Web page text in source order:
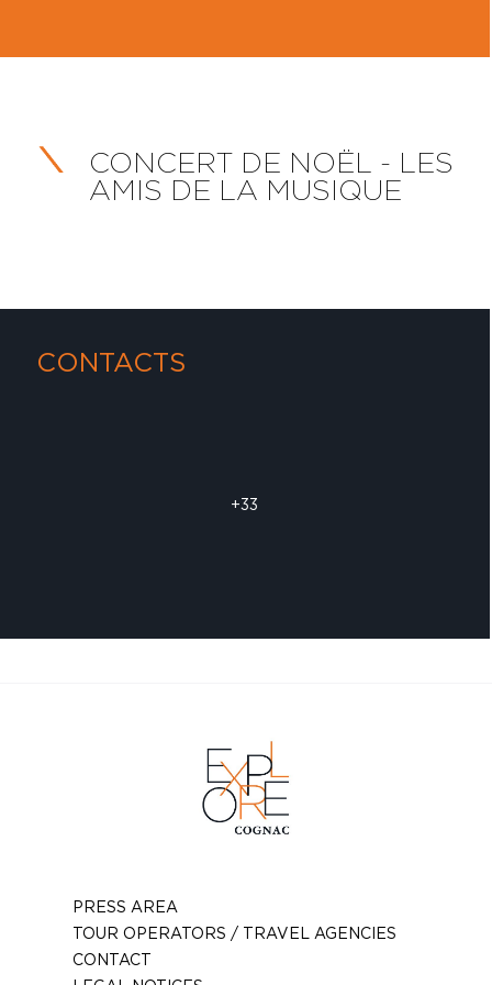
CONCERT DE NOËL - LES
AMIS DE LA MUSIQUE
CONTACTS
+33
PRESS AREA
TOUR OPERATORS / TRAVEL AGENCIES
CONTACT